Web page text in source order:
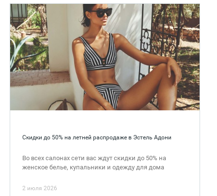
Скидки до 50% на летней распродаже в Эстель Адони
Во всех салонах сети вас ждут скидки до 50% на
женское белье, купальники и одежду для дома
2 июля 2026